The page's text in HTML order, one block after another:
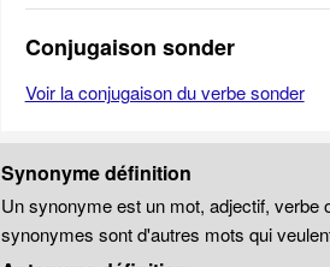
Conjugaison sonder
Voir la conjugaison du verbe sonder
Synonyme définition
Un synonyme est un mot, adjectif, verbe
synonymes sont d'autres mots qui